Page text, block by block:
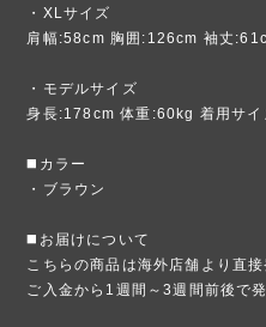
・XLサイズ
肩幅:58cm 胸囲:126cm 袖丈
・モデルサイズ
身長:178cm 体重:60kg 着用サイ
◼️カラー
・ブラウン
◼️お届けについて
こちらの商品は海外店舗より直接
ご入金から1週間～3週間前後で